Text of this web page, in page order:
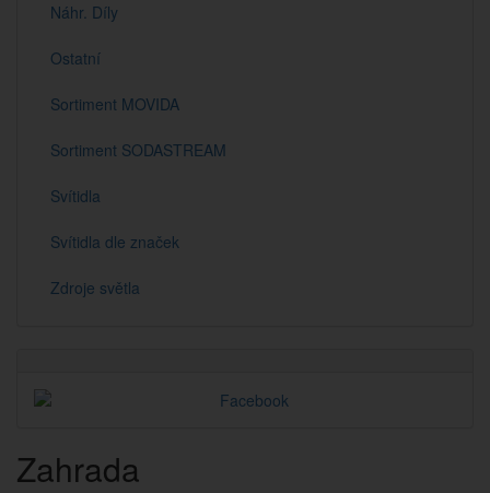
Náhr. Díly
Ostatní
Sortiment MOVIDA
Sortiment SODASTREAM
Svítidla
Svítidla dle značek
Zdroje světla
Zahrada